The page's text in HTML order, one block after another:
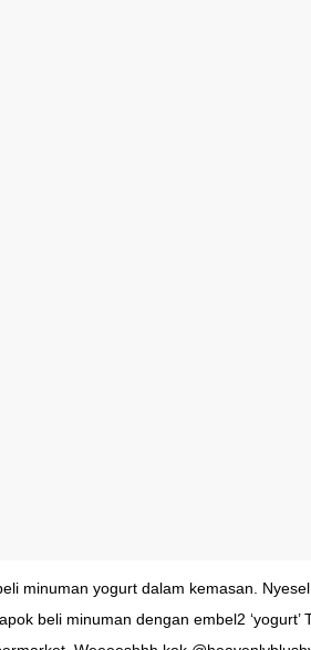
minuman yogurt dalam kemasan.
beli minuman dengan embel2